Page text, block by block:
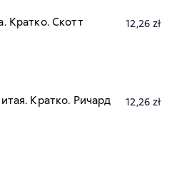
Кратко. Скотт
12,26 zł
Кратко. Ричард
12,26 zł